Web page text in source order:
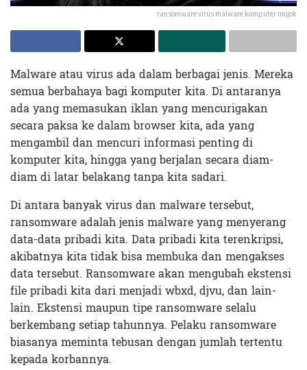
ransomware virus malware komputer mojok
Malware atau virus ada dalam berbagai jenis. Mereka
semua berbahaya bagi komputer kita. Di antaranya
ada yang memasukan iklan yang mencurigakan
secara paksa ke dalam browser kita, ada yang
mengambil dan mencuri informasi penting di
komputer kita, hingga yang berjalan secara diam-
diam di latar belakang tanpa kita sadari.
Di antara banyak virus dan malware tersebut,
ransomware adalah jenis malware yang menyerang
data-data pribadi kita. Data pribadi kita terenkripsi,
akibatnya kita tidak bisa membuka dan mengakses
data tersebut. Ransomware akan mengubah ekstensi
file pribadi kita dari menjadi wbxd, djvu, dan lain-
lain. Ekstensi maupun tipe ransomware selalu
berkembang setiap tahunnya. Pelaku ransomware
biasanya meminta tebusan dengan jumlah tertentu
kepada korbannya.